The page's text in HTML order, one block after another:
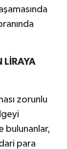
LİRAYA
zorunlu
bulunanlar,
para